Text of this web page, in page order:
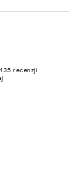
recenzji.